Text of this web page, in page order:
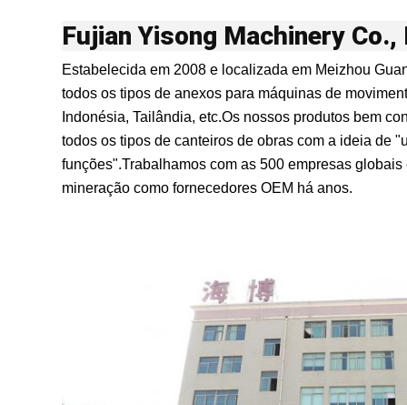
Fujian Yisong Machinery Co.,
Estabelecida em 2008 e localizada em Meizhou
todos os tipos de anexos para máquinas de
Indonésia, Tailândia, etc.Os nossos produtos bem
todos os tipos de canteiros de obras com a ideia de
funções".Trabalhamos com as 500 empresas
mineração como fornecedores OEM há anos.